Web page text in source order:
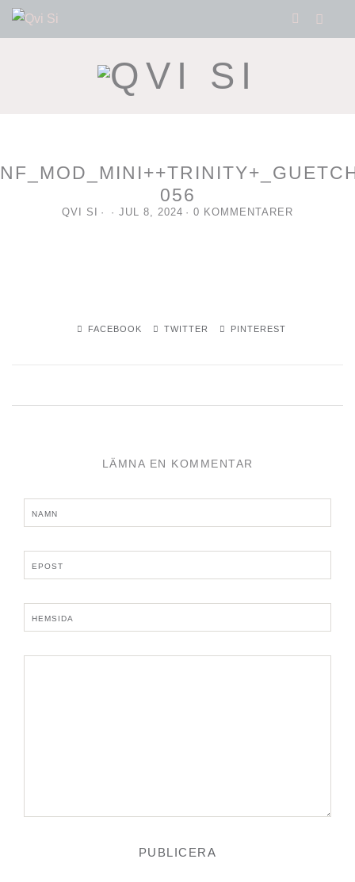
056
QVI SI JUL 8, 2024 0 KOMMENTARER
FACEBOOK TWITTER PINTEREST
LÄMNA EN KOMMENTAR
NAMN
EPOST
HEMSIDA